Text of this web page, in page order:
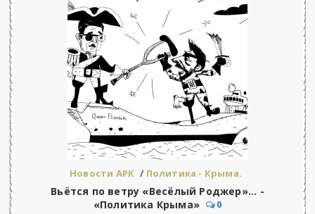
Новости АРК / Политика - Крыма.
Вьётся по ветру «Весёлый Роджер»... -
«Политика Крыма»
0